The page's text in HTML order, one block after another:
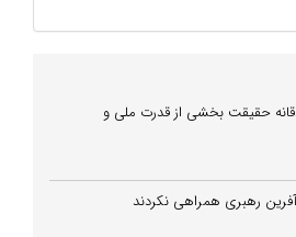
حقیقت بخشی از قدرت ملی و
رهبری همراهی نکردند